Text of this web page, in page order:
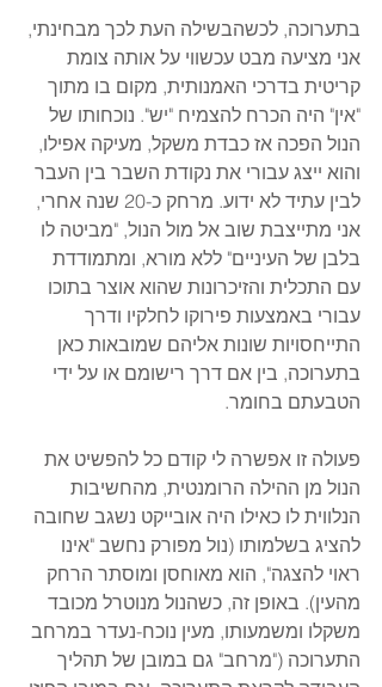
בתערוכה, לכשהבשילה העת לכך מבחינתי,
אני מציעה מבט עכשווי על אותה צומת
קריטית בדרכי האמנותית, מקום בו מתוך
"אין" היה הכרח להצמיח "יש". נוכחותו של
הנול הפכה אז כבדת משקל, מעיקה אפילו,
והוא ייצג עבורי את נקודת השבר בין העבר
לבין עתיד לא ידוע. מרחק כ-20 שנה אחרי,
אני מתייצבת שוב אל מול הנול, "מביטה לו
בלבן של העיניים" ללא מורא, ומתמודדת
עם התכלית והזיכרונות שהוא אוצר בתוכו
עבורי באמצעות פירוקו לחלקיו ודרך
התייחסויות שונות אליהם שמובאות כאן
בתערוכה, בין אם דרך רישומם או על ידי
הטבעתם בחומר.
פעולה זו אפשרה לי קודם כל להפשיט את
הנול מן ההילה הרומנטית, מהחשיבות
הנלווית לו כאילו היה אובייקט נשגב שחובה
להציג בשלמותו (נול מפורק נחשב "אינו
ראוי להצגה", הוא מאוחסן ומוסתר הרחק
מהעין). באופן זה, כשהנול מנוטרל מכובד
משקלו ומשמעותו, מעין נוכח-נעדר במרחב
התערוכה ("מרחב" גם במובן של תהליך